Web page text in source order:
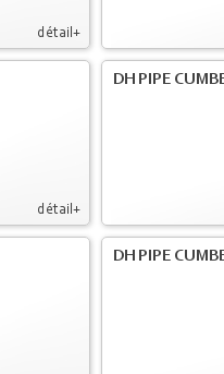
détail+
détail+
DH PIPE
DH PIPE